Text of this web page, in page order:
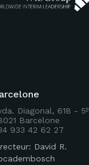
Diagonal, 618 - 5º
Barcelone
933 42 62 27
David R.